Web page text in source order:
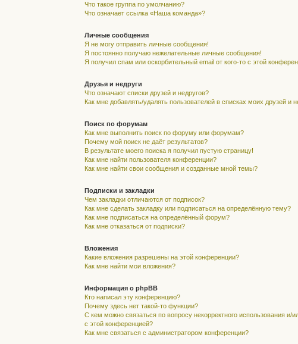
Что такое группа по умолчанию?
Что означает ссылка «Наша команда»?
Личные сообщения
Я не могу отправить личные сообщения!
Я постоянно получаю нежелательные личные сообщения!
Я получил спам или оскорбительный email от кого-то с этой
Друзья и недруги
Что означают списки друзей и недругов?
Как мне добавлять/удалять пользователей в списках моих друзей и
Поиск по форумам
Как мне выполнить поиск по форуму или форумам?
Почему мой поиск не даёт результатов?
В результате моего поиска я получил пустую страницу!
Как мне найти пользователя конференции?
Как мне найти свои сообщения и созданные мной темы?
Подписки и закладки
Чем закладки отличаются от подписок?
Как мне сделать закладку или подписаться на определённую тему?
Как мне подписаться на определённый форум?
Как мне отказаться от подписки?
Вложения
Какие вложения разрешены на этой конференции?
Как мне найти мои вложения?
Информация о phpBB
Кто написал эту конференцию?
Почему здесь нет такой-то функции?
С кем можно связаться по вопросу некорректного использования и/
с этой конференцией?
Как мне связаться с администратором конференции?